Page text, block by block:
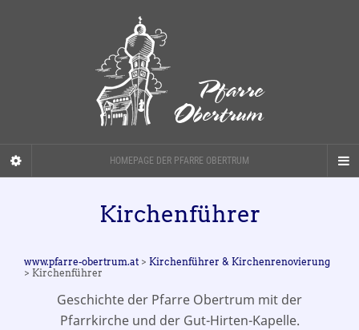
HOMEPAGE DER PFARRE OBERTRUM
Kirchenführer
www.pfarre-obertrum.at > Kirchenführer & Kirchenrenovierung
> Kirchenführer
Geschichte der Pfarre Obertrum mit der
Pfarrkirche und der Gut-Hirten-Kapelle.